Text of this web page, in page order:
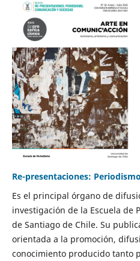
Re-presentaciones:
Es el principal órgano de
investigación de la Escuela de
de Santiago de Chile. Su
orientada a la promoción,
conocimiento producido tanto